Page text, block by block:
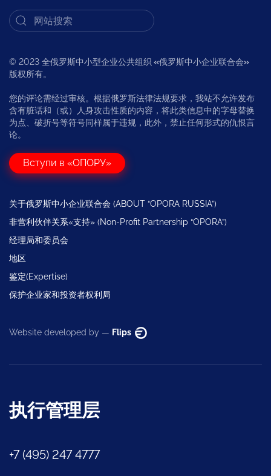
© 2023 全俄罗斯中小型企业公共组织 «俄罗斯中小企业联合会»
版权所有。
您的评论需经过审核。根据俄罗斯法律法规要求，我站不允许发布
含有脏话和（或）人身攻击性质的内容，将此类信息中的字母替换
为点、破折号等符号同样属于违规，此外，禁止任何形式的仇恨言
论。
Вступи в «ОПОРУ»
关于俄罗斯中小企业联合会 (ABOUT “OPORA RUSSIA”)
非营利伙伴关系«支持» (Non-Profit Partnership “OPORA”)
经理局和委员会
地区
鉴定(Expertise)
保护企业家和投资者权利局
Website developed by — Flips
执行管理层
+7 (495) 247 4777